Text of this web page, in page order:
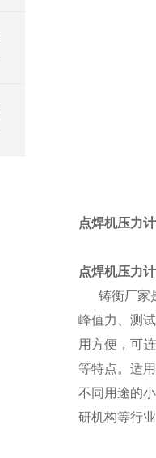
点焊机压力
点焊机压力计
铸衡厂家
峰值力、测
用方便，可
等特点。适
不同用途的
研机构等行